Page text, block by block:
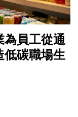
為員工從通
低碳職場生